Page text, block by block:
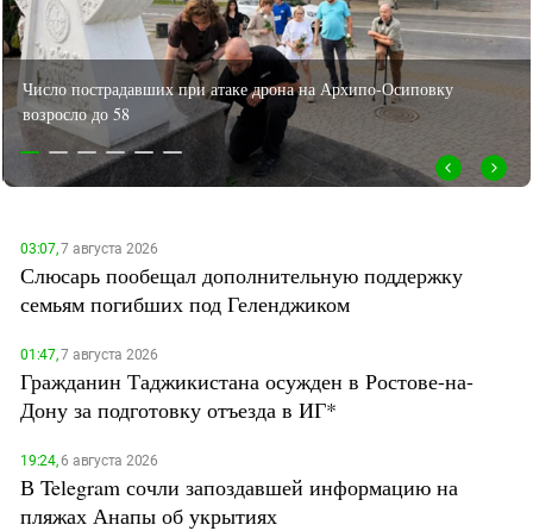
МОБИЛИЗАЦИЯ И ПРОТЕСТЫ
ТУМСО ПРОТИВ КАДЫРОВЦЕВ
КАВКАЗ НА ОЛИМПИАДЕ
ДАГЕСТАН: ДОЛГАЯ ДОРОГА В БАКУ
ПЕРВЫЕ ВЫБОРЫ В COVID
КОНСТИТУЦИЯ ПУТИНА
МУНДИАЛЬ 2018 НА КАВКАЗЕ
ПОТОП В КРЫМСКЕ
Дагестан
Ингушетия
Кабардино-Балкария
Калмыкия
Карачаево-Черкесия
Нагорный Карабах
Российская Федерация
Ростовская область
Северная Осетия - Алания
СКФО
Ставропольский край
Чечня
Южная Осетия
Крупный лесной пожар произошел под Анапой
03:07,7 августа 2026
Слюсарь пообещал дополнительную поддержку
семьям погибших под Геленджиком
01:47,7 августа 2026
Гражданин Таджикистана осужден в Ростове-на-
Дону за подготовку отъезда в ИГ*
19:24,6 августа 2026
В Telegram сочли запоздавшей информацию на
пляжах Анапы об укрытиях